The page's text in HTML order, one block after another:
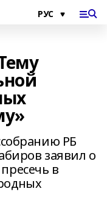
РБ
заявил о
в